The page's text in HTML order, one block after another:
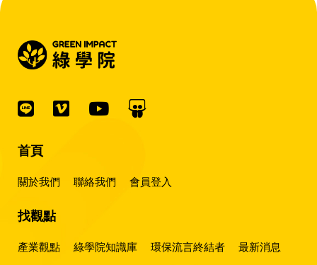
首頁
關於我們 聯絡我們 會員登入
找觀點
產業觀點 綠學院知識庫 環保流言終結者 最新消息